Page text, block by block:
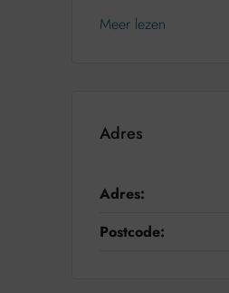
Meer lezen
Adres
Adres:
Postcode: